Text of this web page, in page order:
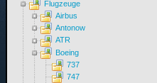
Flugzeuge
Airbus
Antonow
ATR
Boeing
737
747